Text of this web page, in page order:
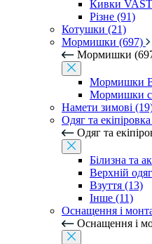
Кивки
Різне (91)
Котушки (21)
Мормишки (697)
Мормишки
Мормишки
Мормишки
Намети зимові
Одяг та
Одяг та
Білизна та
Верхній
Взуття (13)
Інше (11)
Оснащення і
Оснащення і